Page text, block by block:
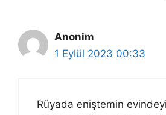
Anonim
1 Eylül 2023 00:33
Rüyada eniştemin